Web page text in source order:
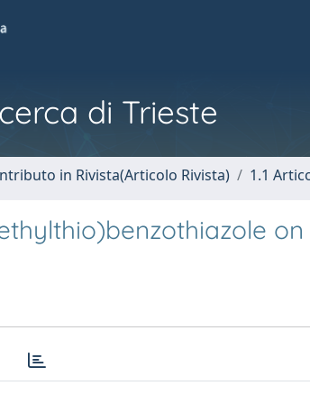
di Trieste
in Rivista(Articolo Rivista) 1.1
on